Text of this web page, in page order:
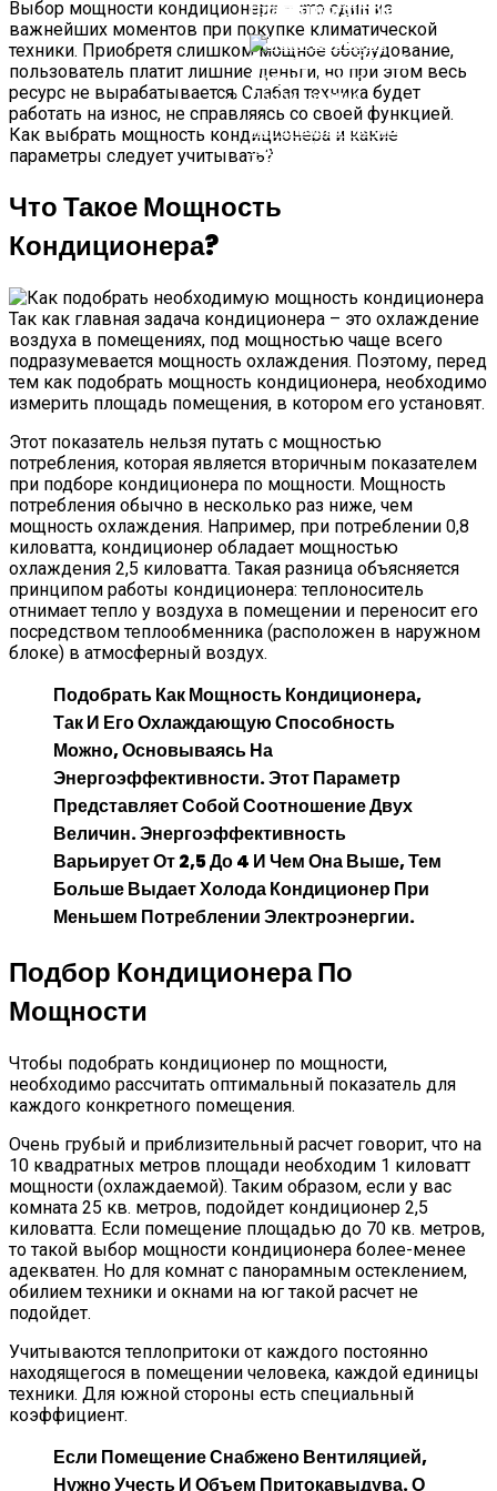
Платформа SimpleOne
Использование Электронных
Плат В Промышленном
Оборудовании
Выбор мощности кондиционера – это один из
важнейших моментов при покупке климатической
техники. Приобретя слишком мощное оборудование,
пользователь платит лишние деньги, но при этом весь
ресурс не вырабатывается. Слабая техника будет
работать на износ, не справляясь со своей функцией.
Как выбрать мощность кондиционера и какие
параметры следует учитывать?
Что Такое Мощность
Кондиционера?
Так как главная задача кондиционера – это охлаждение
воздуха в помещениях, под мощностью чаще всего
подразумевается мощность охлаждения. Поэтому, перед
тем как подобрать мощность кондиционера, необходимо
измерить площадь помещения, в котором его установят.
Этот показатель нельзя путать с мощностью
потребления, которая является вторичным показателем
при подборе кондиционера по мощности. Мощность
потребления обычно в несколько раз ниже, чем
мощность охлаждения. Например, при потреблении 0,8
киловатта, кондиционер обладает мощностью
охлаждения 2,5 киловатта. Такая разница объясняется
принципом работы кондиционера: теплоноситель
отнимает тепло у воздуха в помещении и переносит его
посредством теплообменника (расположен в наружном
блоке) в атмосферный воздух.
Подобрать Как Мощность Кондиционера,
Так И Его Охлаждающую Способность
Можно, Основываясь На
Энергоэффективности. Этот Параметр
Представляет Собой Соотношение Двух
Величин. Энергоэффективность
Варьирует От 2,5 До 4 И Чем Она Выше, Тем
Больше Выдает Холода Кондиционер При
Меньшем Потреблении Электроэнергии.
Подбор Кондиционера По
Мощности
Чтобы подобрать кондиционер по мощности,
необходимо рассчитать оптимальный показатель для
каждого конкретного помещения.
Очень грубый и приблизительный расчет говорит, что на
10 квадратных метров площади необходим 1 киловатт
мощности (охлаждаемой). Таким образом, если у вас
комната 25 кв. метров, подойдет кондиционер 2,5
киловатта. Если помещение площадью до 70 кв. метров,
то такой выбор мощности кондиционера более-менее
адекватен. Но для комнат с панорамным остеклением,
обилием техники и окнами на юг такой расчет не
подойдет.
Учитываются теплопритоки от каждого постоянно
находящегося в помещении человека, каждой единицы
техники. Для южной стороны есть специальный
коэффициент.
Если Помещение Снабжено Вентиляцией,
Нужно Учесть И Объем Притокавыдува. О